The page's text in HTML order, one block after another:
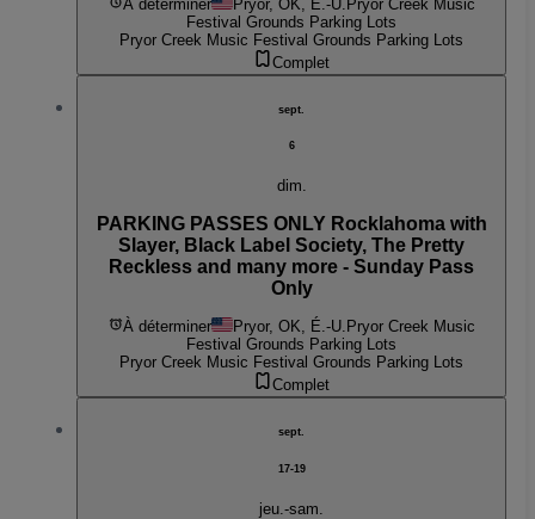
À déterminer Pryor, OK, É.-U. Pryor Creek Music
Festival Grounds Parking Lots
Pryor Creek Music Festival Grounds Parking Lots
Complet
sept.
6
dim.
PARKING PASSES ONLY Rocklahoma with
Slayer, Black Label Society, The Pretty
Reckless and many more - Sunday Pass
Only
À déterminer Pryor, OK, É.-U. Pryor Creek Music
Festival Grounds Parking Lots
Pryor Creek Music Festival Grounds Parking Lots
Complet
sept.
17-19
jeu.-sam.